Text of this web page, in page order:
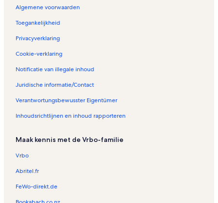
Algemene voorwaarden
Toegankelijkheid
Privacyverklaring
Cookie-verklaring
Notificatie van illegale inhoud
Juridische informatie/Contact
Verantwortungsbewusster Eigentümer
Inhoudsrichtlijnen en inhoud rapporteren
Maak kennis met de Vrbo-familie
Vrbo
Abritel.fr
FeWo-direkt.de